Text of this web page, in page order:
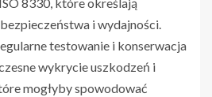
i wydajności.
testowanie i konserwacja
wykrycie uszkodzeń i
mogłyby spowodować